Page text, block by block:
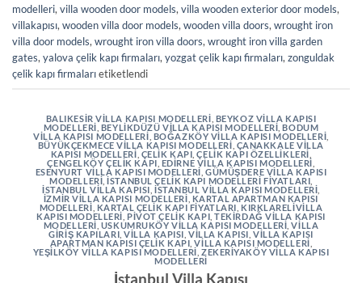
modelleri, villa wooden door models, villa wooden exterior door models,
villakapısı, wooden villa door models, wooden villa doors, wrought iron
villa door models, wrought iron villa doors, wrought iron villa garden
gates, yalova çelik kapı firmaları, yozgat çelik kapı firmaları, zonguldak
çelik kapı firmalarıetiketlendi
BALIKESIR VILLA KAPISI MODELLERI BEYKOZ VILLA KAPISI
MODELLERI BEYLIKDÜZÜ VILLA KAPISI MODELLERI ,BODUM
VILLA KAPISI MODELLERI BOĞAZKÖY VILLA KAPISI MODELLERI
BÜYÜKÇEKMECE VILLA KAPISI MODELLERI ÇANAKKALE VILLA
KAPISI MODELLERI ÇELIK KAPI ,ÇELIK KAPI ÖZELLIKLERI
ÇENGELKÖY ÇELIK KAPI EDIRNE VILLA KAPISI MODELLERI
ESENYURT VILLA KAPISI MODELLERI ,GÜMÜŞDERE VILLA KAPISI
MODELLERI ,İSTANBUL ÇELIK KAPI MODELLERI FIYATLARI
İSTANBUL VILLA KAPISI İSTANBUL VILLA KAPISI MODELLERI
İZMIR VILLA KAPISI MODELLERI KARTAL APARTMAN KAPISI
MODELLERI KARTAL ÇELIK KAPI FIYATLARI KIRKLARELIVILLA
KAPISI MODELLERI PIVOT ÇELIK KAPI ,TEKIRDAĞ VILLA KAPISI
MODELLERI USKUMRUKÖY VILLA KAPISI MODELLERI ,VILLA
GIRIŞ KAPILARI ,VILLA KAPISI ,VILLA KAPISI VILLA KAPISI
APARTMAN KAPISI ÇELIK KAPI ,VILLA KAPISI MODELLERI
YEŞILKÖY VILLA KAPISI MODELLERI ,ZEKERIYAKÖY VILLA KAPISI
MODELLERI
İstanbul Villa Kapısı